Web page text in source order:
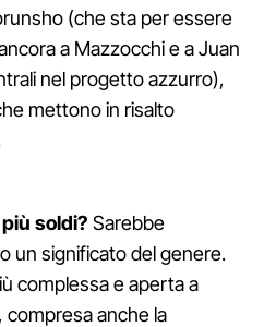
(che sta per essere
a Mazzocchi e a Juan
nel progetto azzurro),
mettono in risalto
soldi? Sarebbe
un significato del genere.
complessa e aperta a
anche la